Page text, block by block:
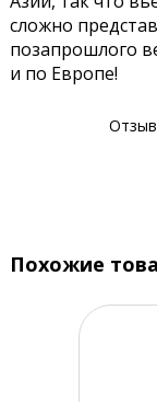
сложно
позапрошлого
и по Европе!
Похожие